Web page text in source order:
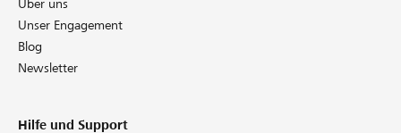
Über uns
Unser Engagement
Blog
Newsletter
Hilfe und Support